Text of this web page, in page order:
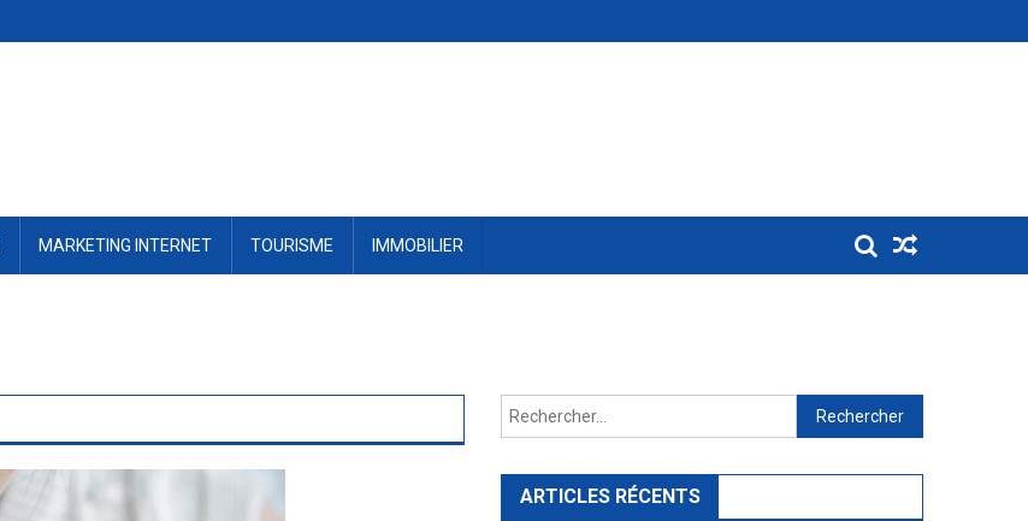
MARKETING INTERNET TOURISME IMMOBILIER
Rechercher :
ARTICLES RÉCENTS